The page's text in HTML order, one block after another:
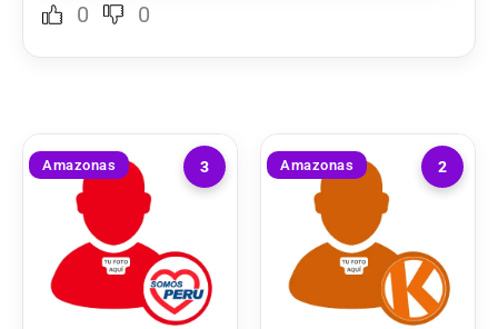
0 0
3
Amazonas 2
Amazonas